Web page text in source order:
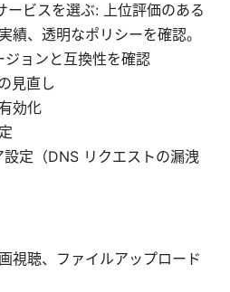
ービスを選ぶ: 上位評価のある
績、透明なポリシーを確認。
ョンと互換性を確認
見直し
効化
定（DNS リクエストの漏洩
視聴、ファイルアップロード